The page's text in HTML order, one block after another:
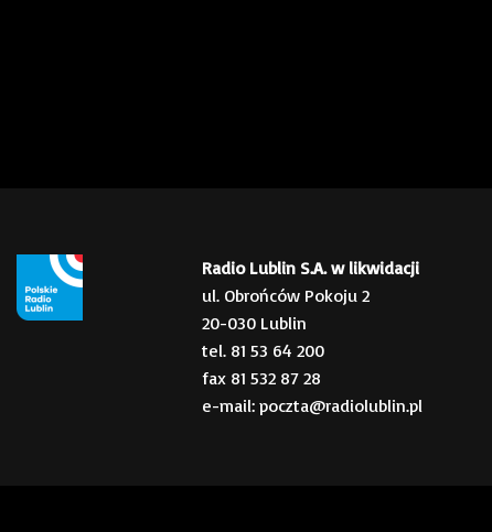
Radio Lublin S.A. w likwidacji
ul. Obrońców Pokoju 2
20-030 Lublin
tel. 81 53 64 200
fax 81 532 87 28
e-mail: poczta@radiolublin.pl